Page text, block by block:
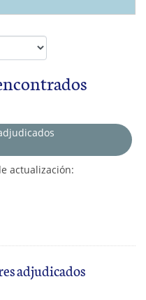
actualización:
adjudicados